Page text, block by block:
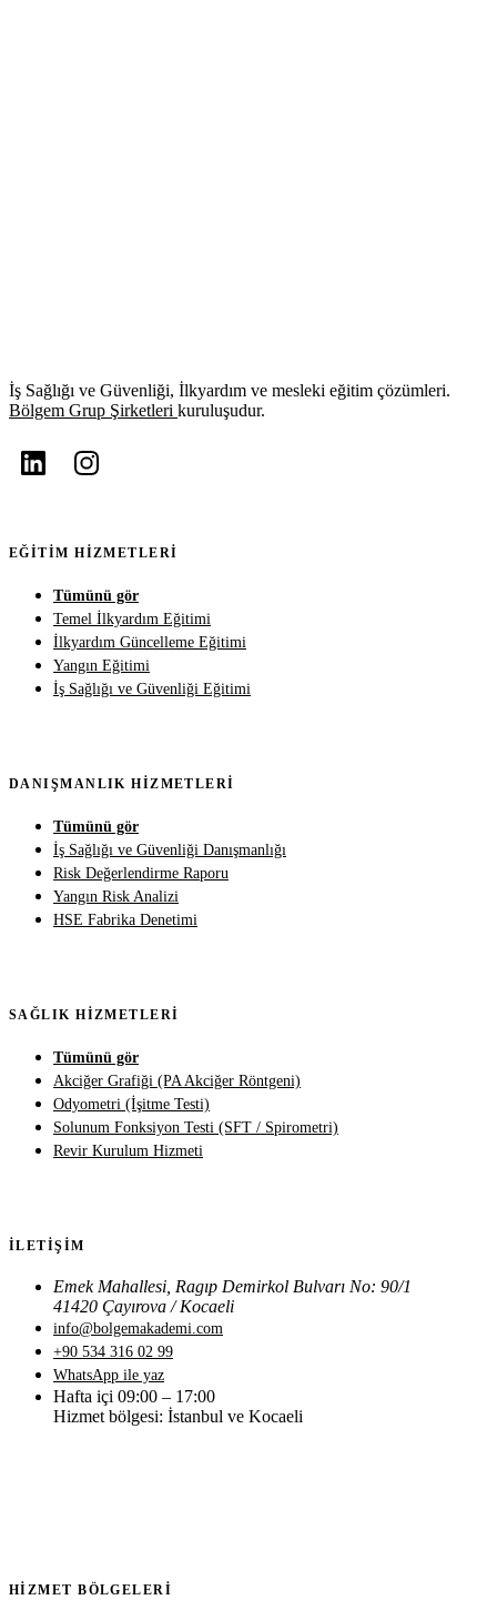
İş Sağlığı ve Güvenliği, İlkyardım ve mesleki eğitim çözümleri.
Bölgem Grup Şirketleri kuruluşudur.
EĞITIM HIZMETLERI
Tümünü gör
Temel İlkyardım Eğitimi
İlkyardım Güncelleme Eğitimi
Yangın Eğitimi
İş Sağlığı ve Güvenliği Eğitimi
DANIŞMANLIK HIZMETLERI
Tümünü gör
İş Sağlığı ve Güvenliği Danışmanlığı
Risk Değerlendirme Raporu
Yangın Risk Analizi
HSE Fabrika Denetimi
SAĞLIK HIZMETLERI
Tümünü gör
Akciğer Grafiği (PA Akciğer Röntgeni)
Odyometri (İşitme Testi)
Solunum Fonksiyon Testi (SFT / Spirometri)
Revir Kurulum Hizmeti
İLETIŞIM
Emek Mahallesi, Ragıp Demirkol Bulvarı No: 90/1
41420 Çayırova / Kocaeli
info@bolgemakademi.com
+90 534 316 02 99
WhatsApp ile yaz
Hafta içi 09:00 – 17:00
Hizmet bölgesi: İstanbul ve Kocaeli
HIZMET BÖLGELERI